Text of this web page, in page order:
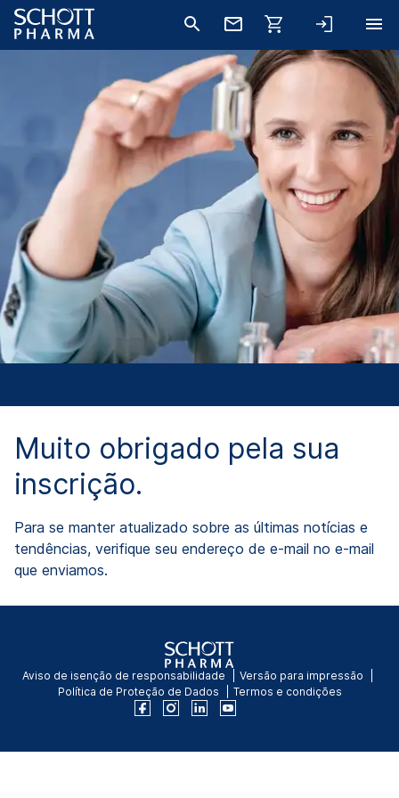
Muito obrigado pela sua
inscrição.
Para se manter atualizado sobre as últimas notícias e
tendências, verifique seu endereço de e-mail no e-mail
que enviamos.
Aviso de isenção de responsabilidade
Versão para impressão
Política de Proteção de Dados
Termos e condições